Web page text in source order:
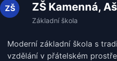
ZŠ Kamenná, Aš
Moderní základní škola s
vzdělání v přátelském